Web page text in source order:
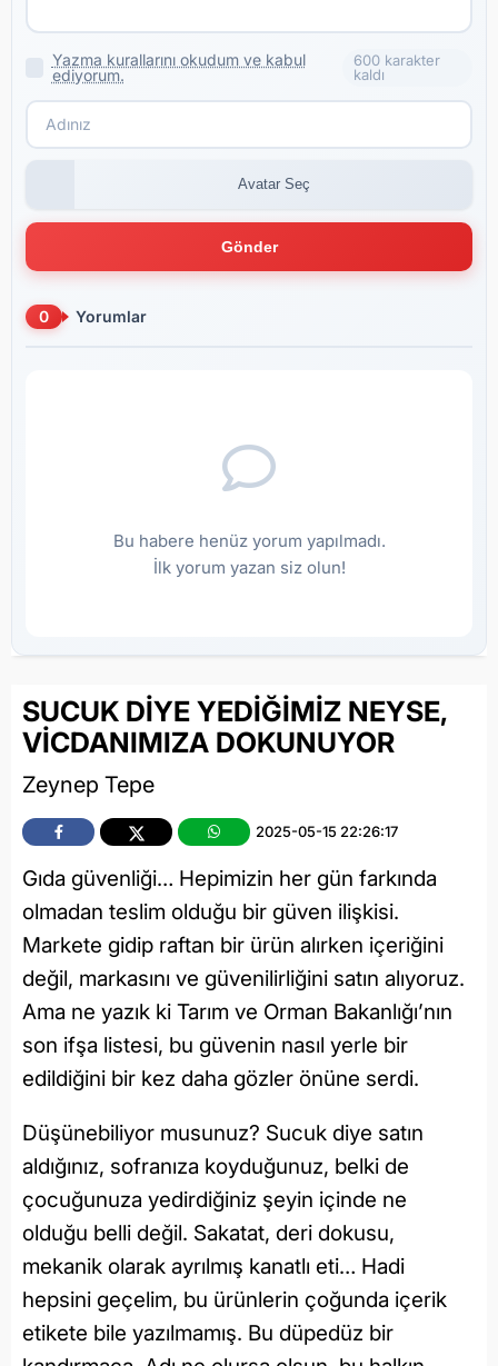
Yazma kurallarını okudum ve kabul
ediyorum.
600 karakter
kaldı
Avatar Seç
Gönder
0 Yorumlar
Bu habere henüz yorum yapılmadı.
İlk yorum yazan siz olun!
SUCUK DİYE YEDİĞİMİZ NEYSE,
VİCDANIMIZA DOKUNUYOR
Zeynep Tepe
2025-05-15 22:26:17
Gıda güvenliği… Hepimizin her gün farkında
olmadan teslim olduğu bir güven ilişkisi.
Markete gidip raftan bir ürün alırken içeriğini
değil, markasını ve güvenilirliğini satın alıyoruz.
Ama ne yazık ki Tarım ve Orman Bakanlığı’nın
son ifşa listesi, bu güvenin nasıl yerle bir
edildiğini bir kez daha gözler önüne serdi.
Düşünebiliyor musunuz? Sucuk diye satın
aldığınız, sofranıza koyduğunuz, belki de
çocuğunuza yedirdiğiniz şeyin içinde ne
olduğu belli değil. Sakatat, deri dokusu,
mekanik olarak ayrılmış kanatlı eti… Hadi
hepsini geçelim, bu ürünlerin çoğunda içerik
etikete bile yazılmamış. Bu düpedüz bir